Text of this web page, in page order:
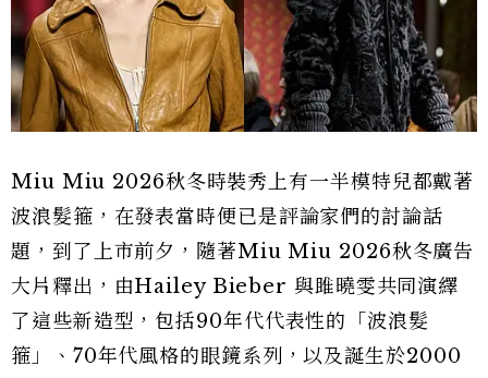
Miu Miu 2026秋冬時裝秀上有一半模特兒都戴著
波浪髮箍，在發表當時便已是評論家們的討論話
題，到了上市前夕，隨著Miu Miu 2026秋冬廣告
大片釋出，由Hailey Bieber 與雎曉雯共同演繹
了這些新造型，包括90年代代表性的「波浪髮
箍」、70年代風格的眼鏡系列，以及誕生於2000